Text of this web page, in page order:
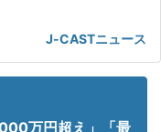
J-CASTニュース
万円超え」「最